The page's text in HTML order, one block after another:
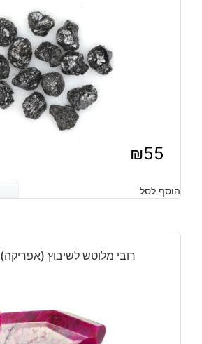
₪55
הוסף לסל
רובי מלוטש לשיבוץ (אפריקה) 175 קרט